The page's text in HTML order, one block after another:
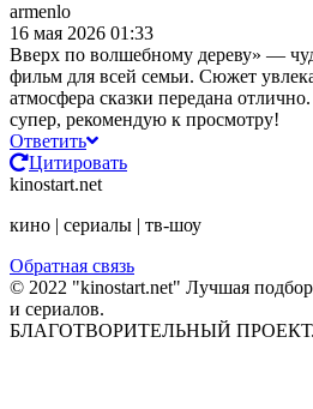
armenlo
16 мая 2026 01:33
Вверх по волшебному дереву» —
фильм для всей семьи. Сюжет
атмосфера сказки передана
супер, рекомендую к просмотру!
Ответить
Цитировать
kinostart.net
кино | сериалы | тв-шоу
Обратная связь
© 2022 "kinostart.net" Лучшая
и сериалов.
БЛАГОТВОРИТЕЛЬНЫЙ ПРОЕКТ.